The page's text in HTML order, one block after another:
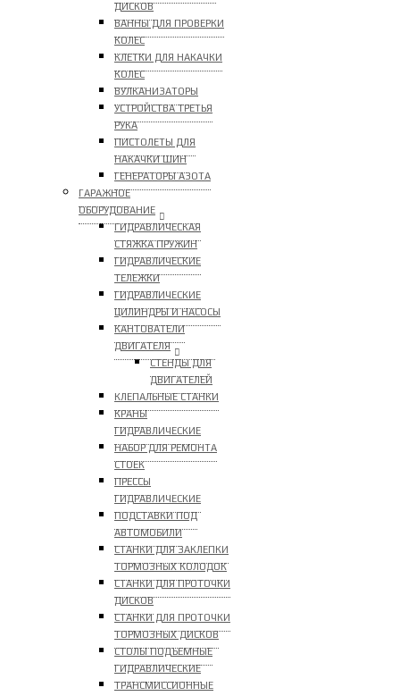
ДИСКОВ
ВАННЫ ДЛЯ ПРОВЕРКИ
КОЛЕС
КЛЕТКИ ДЛЯ НАКАЧКИ
КОЛЕС
ВУЛКАНИЗАТОРЫ
УСТРОЙСТВА ТРЕТЬЯ
РУКА
ПИСТОЛЕТЫ ДЛЯ
НАКАЧКИ ШИН
ГЕНЕРАТОРЫ АЗОТА
ГАРАЖНОЕ
ОБОРУДОВАНИЕ
ГИДРАВЛИЧЕСКАЯ
СТЯЖКА ПРУЖИН
ГИДРАВЛИЧЕСКИЕ
ТЕЛЕЖКИ
ГИДРАВЛИЧЕСКИЕ
ЦИЛИНДРЫ И НАСОСЫ
КАНТОВАТЕЛИ
ДВИГАТЕЛЯ
СТЕНДЫ ДЛЯ
ДВИГАТЕЛЕЙ
КЛЕПАЛЬНЫЕ СТАНКИ
КРАНЫ
ГИДРАВЛИЧЕСКИЕ
НАБОР ДЛЯ РЕМОНТА
СТОЕК
ПРЕССЫ
ГИДРАВЛИЧЕСКИЕ
ПОДСТАВКИ ПОД
АВТОМОБИЛИ
СТАНКИ ДЛЯ ЗАКЛЕПКИ
ТОРМОЗНЫХ КОЛОДОК
СТАНКИ ДЛЯ ПРОТОЧКИ
ДИСКОВ
СТАНКИ ДЛЯ ПРОТОЧКИ
ТОРМОЗНЫХ ДИСКОВ
СТОЛЫ ПОДЪЕМНЫЕ
ГИДРАВЛИЧЕСКИЕ
ТРАНСМИССИОННЫЕ